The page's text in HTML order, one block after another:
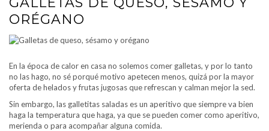
ORÉGANO
En la época de calor en casa no solemos comer galletas, y por lo tanto
no las hago, no sé porqué motivo apetecen menos, quizá por la mayor
oferta de helados y frutas jugosas que refrescan y calman mejor la sed.
Sin embargo, las galletitas saladas es un aperitivo que siempre va bien
haga la temperatura que haga, ya que se pueden comer como aperitivo,
merienda o para acompañar alguna comida.